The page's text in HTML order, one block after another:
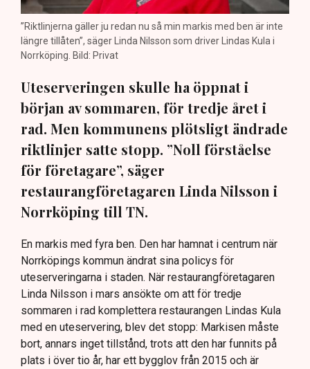
”Riktlinjerna gäller ju redan nu så min markis med ben är inte
längre tillåten”, säger Linda Nilsson som driver Lindas Kula i
Norrköping. Bild: Privat
Uteserveringen skulle ha öppnat i
början av sommaren, för tredje året i
rad. Men kommunens plötsligt ändrade
riktlinjer satte stopp. ”Noll förståelse
för företagare”, säger
restaurangföretagaren Linda Nilsson i
Norrköping till TN.
En markis med fyra ben. Den har hamnat i centrum när
Norrköpings kommun ändrat sina policys för
uteserveringarna i staden. När restaurangföretagaren
Linda Nilsson i mars ansökte om att för tredje
sommaren i rad komplettera restaurangen Lindas Kula
med en uteservering, blev det stopp: Markisen måste
bort, annars inget tillstånd, trots att den har funnits på
plats i över tio år, har ett bygglov från 2015 och är